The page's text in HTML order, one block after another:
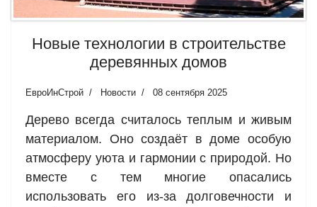
Новые технологии в строительстве
деревянных домов
ЕвроИнСтрой Новости 08 сентября 2025
Дерево всегда считалось теплым и живым
материалом. Оно создаёт в доме особую
атмосферу уюта и гармонии с природой. Но
вместе с тем многие опасались
использовать его из-за долговечности и